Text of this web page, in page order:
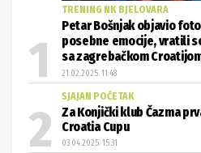
TRENING NK BJELOVARA
Petar Bošnjak objavio
posebne emocije, vratili
sa zagrebačkom
21.02.2025. 11:48
SJAJAN POČETAK
Za Konjički klub Čazma
Croatia Cupu
03.04.2025. 15:31